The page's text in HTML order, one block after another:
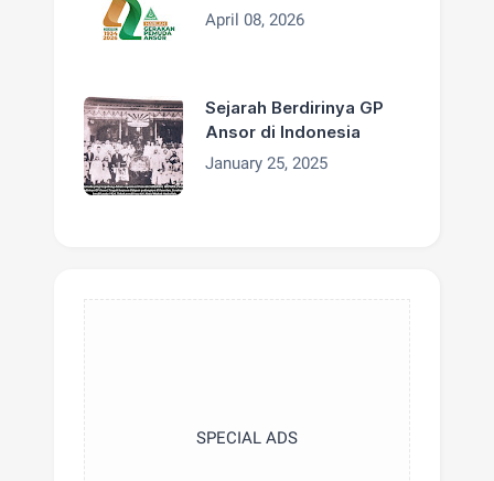
Tahun 2026
April 08, 2026
Sejarah Berdirinya GP
Ansor di Indonesia
January 25, 2025
SPECIAL ADS